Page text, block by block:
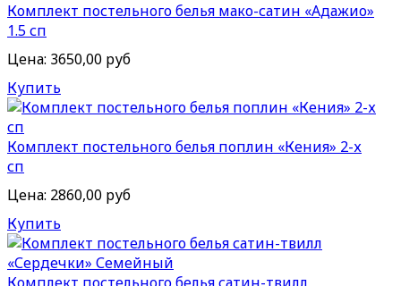
Комплект постельного белья мако-сатин «Адажио»
1.5 сп
Цена: 3650,00 руб
Купить
Комплект постельного белья поплин «Кения» 2-х
сп
Цена: 2860,00 руб
Купить